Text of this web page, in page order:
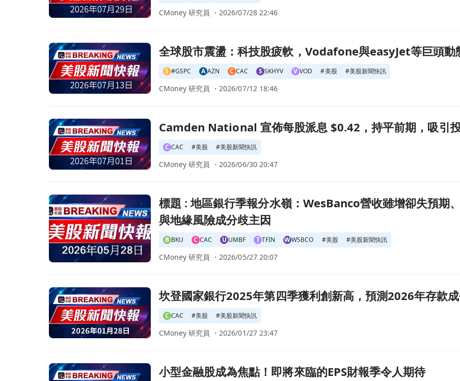
CMoney 研究員 ・2026/07/28 22:46
前往全球股市震盪：科技股疲軟，Vodafone與easyJet等巨頭動態引關注頁面
全球股市震盪：科技股疲軟，Vodafone與easyJet等巨頭動
S #GSPC A AZN C CAC S SKHYV V VOD #美股 #美股新聞快訊
CMoney 研究員 ・2026/07/12 18:46
前往Camden National 宣佈每股派息 $0.42，持平前期，吸引投資者目光！頁面
Camden National 宣佈每股派息 $0.42，持平前期，吸引投
C CAC #美股 #美股新聞快訊
CMoney 研究員 ・2026/06/30 20:47
前往標題 : 地區銀行季報分水嶺：WesBanco營收雖增卻失預期、UMB Financial大幅超預期，利差與地緣風險成
標題 : 地區銀行季報分水嶺：WesBanco營收雖增卻失預
與地緣風險成分歧主因
B BKU C CAC U UMBF T TFIN WWSBCO #美股 #美股新聞快訊
CMoney 研究員 ・2026/05/27 20:07
前往坎登國家銀行2025年第四季獲利創新高，預測2026年存款成長將達中低單位數頁面
坎登國家銀行2025年第四季獲利創新高，預測2026年存款
C CAC #美股 #美股新聞快訊
CMoney 研究員 ・2026/01/27 23:47
前往小型金融股成為焦點！即將來臨的EPS財報季令人期待頁面
小型金融股成為焦點！即將來臨的EPS財報季令人期待